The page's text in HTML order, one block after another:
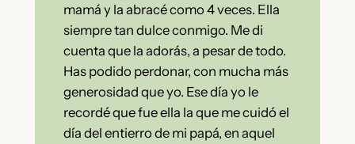
mamá y la abracé como 4 veces. Ella
siempre tan dulce conmigo. Me di
cuenta que la adorás, a pesar de todo.
Has podido perdonar, con mucha más
generosidad que yo. Ese día yo le
recordé que fue ella la que me cuidó el
día del entierro de mi papá, en aquel